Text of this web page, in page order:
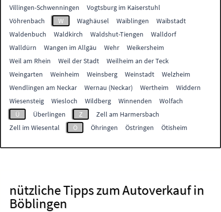
Villingen-Schwenningen
Vogtsburg im Kaiserstuhl
Vöhrenbach
W Waghäusel Waiblingen
Waibstadt
Waldenbuch
Waldkirch Waldshut-Tiengen
Walldorf
Walldürn
Wangen im Allgäu Wehr
Weikersheim
Weil am Rhein
Weil der Stadt
Weilheim an der Teck
Weingarten
Weinheim Weinsberg Weinstadt
Welzheim
Wendlingen am Neckar
Wernau (Neckar) Wertheim
Widdern
Wiesensteig
Wiesloch Wildberg Winnenden
Wolfach
Ü
Überlingen Z
Zell am Harmersbach
Zell im Wiesental
Ö Öhringen Östringen Ötisheim
nützliche Tipps zum Autoverkauf in
Böblingen